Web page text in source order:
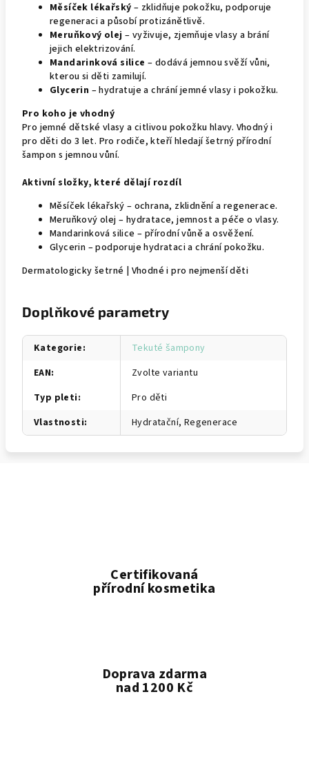
Certifikovaná
přírodní kosmetika
Doprava zdarma
nad 1200 Kč
Měsíček lékařský – zklidňuje pokožku, podporuje
regeneraci a působí protizánětlivě.
Meruňkový olej – vyživuje, zjemňuje vlasy a brání
jejich elektrizování.
Mandarinková silice – dodává jemnou svěží vůni,
kterou si děti zamilují.
Glycerin – hydratuje a chrání jemné vlasy i pokožku.
Pro koho je vhodný
Pro jemné dětské vlasy a citlivou pokožku hlavy. Vhodný i
pro děti do 3 let. Pro rodiče, kteří hledají šetrný přírodní
šampon s jemnou vůní.
Aktivní složky, které dělají rozdíl
Měsíček lékařský – ochrana, zklidnění a regenerace.
Meruňkový olej – hydratace, jemnost a péče o vlasy.
Mandarinková silice – přírodní vůně a osvěžení.
Glycerin – podporuje hydrataci a chrání pokožku.
Dermatologicky šetrné | Vhodné i pro nejmenší děti
Doplňkové parametry
Kategorie:
Tekuté šampony
EAN:
Zvolte variantu
Typ pleti:
Pro děti
Vlastnosti: Hydratační, Regenerace